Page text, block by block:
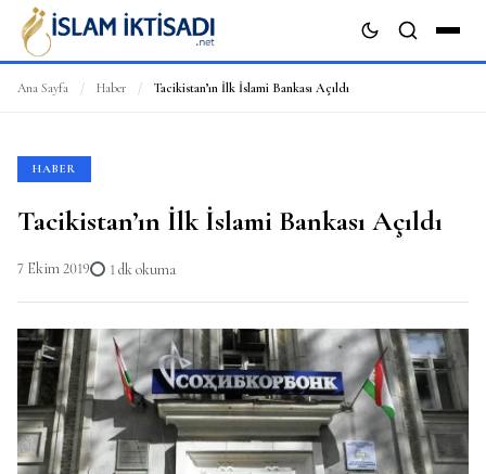
Ana Sayfa / Haber / Tacikistan’ın İlk İslami Bankası Açıldı
HABER
Tacikistan’ın İlk İslami Bankası Açıldı
7 Ekim 2019 1 dk okuma